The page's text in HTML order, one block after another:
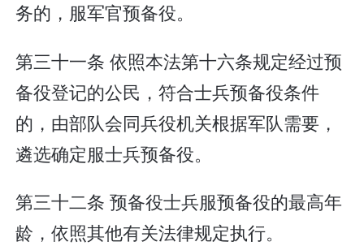
务的，服军官预备役。
第三十一条 依照本法第十六条规定经过预
备役登记的公民，符合士兵预备役条件
的，由部队会同兵役机关根据军队需要，
遴选确定服士兵预备役。
第三十二条 预备役士兵服预备役的最高年
龄，依照其他有关法律规定执行。